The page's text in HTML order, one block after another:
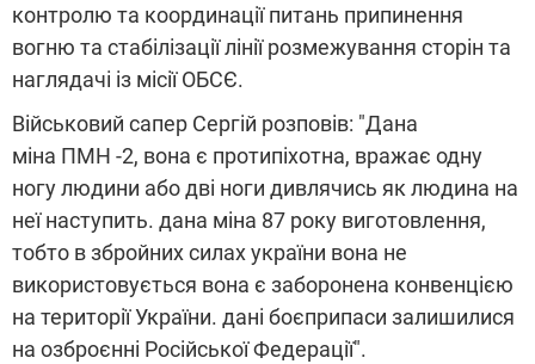
контролю та координації питань припинення
вогню та стабілізації лінії розмежування сторін та
наглядачі із місії ОБСЄ.
Військовий сапер Сергій розповів: "Дана
міна ПМН -2, вона є протипіхотна, вражає одну
ногу людини або дві ноги дивлячись як людина на
неї наступить. дана міна 87 року виготовлення,
тобто в збройних силах україни вона не
використовується вона є заборонена конвенцією
на території України. дані боєприпаси залишилися
на озброєнні Російської Федерації".